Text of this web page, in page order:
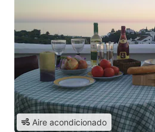
Aire acondicionado